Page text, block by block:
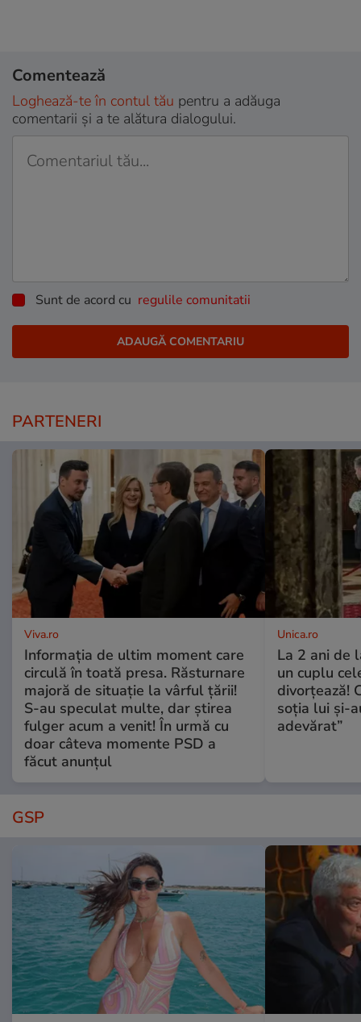
Comentează
Loghează-te în contul tău pentru a adăuga
comentarii și a te alătura dialogului.
Sunt de acord cu regulile comunitatii
PARTENERI
Viva.ro
Informația de ultim moment care
circulă în toată presa. Răsturnare
majoră de situație la vârful țării!
S-au speculat multe, dar știrea
fulger acum a venit! În urmă cu
doar câteva momente PSD a
făcut anunțul
Unica.ro
La 2 ani de
un cuplu
divorțează!
soția lui și-
adevărat”
GSP